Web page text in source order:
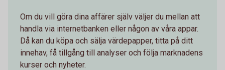
Om du vill göra dina affärer själv väljer du mellan att
handla via internetbanken eller någon av våra appar.
Då kan du köpa och sälja värdepapper, titta på ditt
innehav, få tillgång till analyser och följa marknadens
kurser och nyheter.